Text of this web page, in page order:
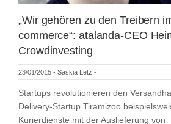
„Wir gehören zu den Treibern
commerce“: atalanda-CEO
Crowdinvesting
23/01/2015 - Saskia Letz -
Startups revolutionieren den
Delivery-Startup Tiramizoo
Kurierdienste mit der Auslieferung von